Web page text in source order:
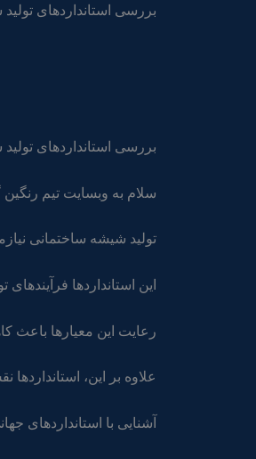
بررسی استانداردهای
بررسی استانداردهای
سلام به وبسایت تیم
تولید شیشه ساختمانی
این استانداردها
رعایت این معیارها
علاوه بر این،
آشنایی با استانداردهای